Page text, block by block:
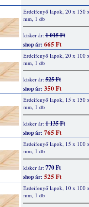
Erdeifenyő lapok, 20 x 150
mm, 1 db
kisker ár:1 015 Ft
shop ár: 665 Ft
Erdeifenyő lapok, 20 x 100
mm, 1 db
kisker ár:525 Ft
shop ár: 350 Ft
Erdeifenyő lapok, 15 x 150
mm, 1 db
kisker ár:1 135 Ft
shop ár: 765 Ft
Erdeifenyő lapok, 15 x 100
mm, 1 db
kisker ár:770 Ft
shop ár: 525 Ft
Erdeifenyő lapok, 10 x 100
mm, 1 db